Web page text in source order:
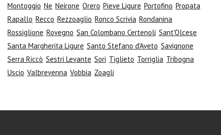
Montoggio Ne Neirone Orero Pieve Ligure Portofino Propata
Rapallo Recco Rezzoaglio Ronco Scrivia Rondanina
Rossiglione Rovegno San Colombano Certenoli Sant'Olcese
Santa Margherita Ligure Santo Stefano d'Aveto Savignone
Serra Riccò Sestri Levante Sori Tiglieto Torriglia Tribogna
Uscio Valbrevenna Vobbia Zoagli